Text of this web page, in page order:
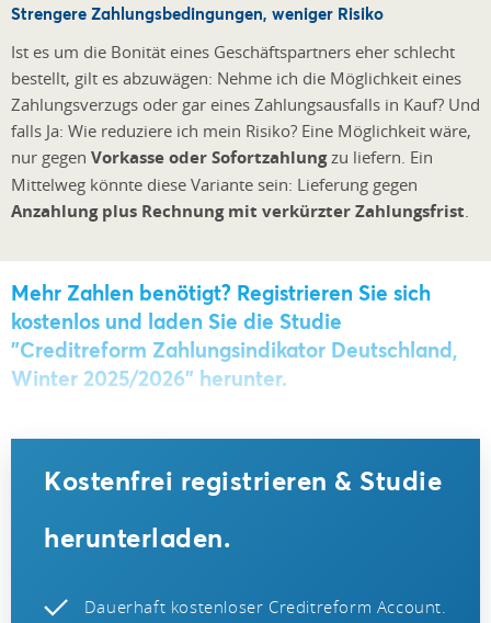
Strengere Zahlungsbedingungen, weniger Risiko
Ist es um die Bonität eines Geschäftspartners eher schlecht
bestellt, gilt es abzuwägen: Nehme ich die Möglichkeit eines
Zahlungsverzugs oder gar eines Zahlungsausfalls in Kauf? Und
falls Ja: Wie reduziere ich mein Risiko? Eine Möglichkeit wäre,
nur gegen Vorkasse oder Sofortzahlungzu liefern. Ein
Mittelweg könnte diese Variante sein: Lieferung gegen
Anzahlung plus Rechnung mit verkürzter Zahlungsfrist
Mehr Zahlen benötigt? Registrieren Sie sich
kostenlos und laden Sie die Studie
"Creditreform Zahlungsindikator Deutschland,
Winter 2025/2026" herunter.
Kostenfrei registrieren & Studie
herunterladen.
Dauerhaft kostenloser Creditreform Account.